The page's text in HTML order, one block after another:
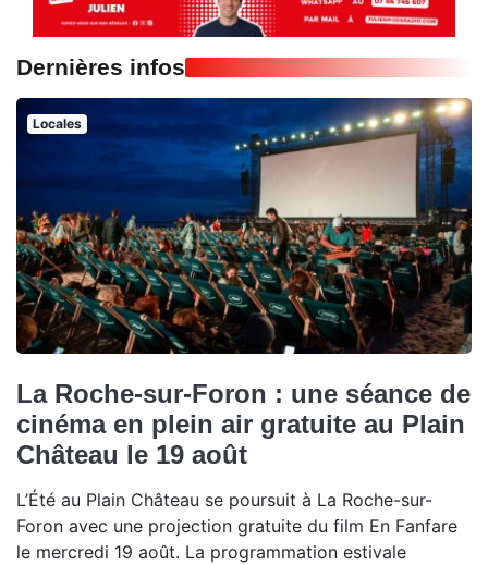
Dernières infos
Locales
La Roche-sur-Foron : une séance de
cinéma en plein air gratuite au Plain
Château le 19 août
L’Été au Plain Château se poursuit à La Roche-sur-
Foron avec une projection gratuite du film En Fanfare
le mercredi 19 août. La programmation estivale